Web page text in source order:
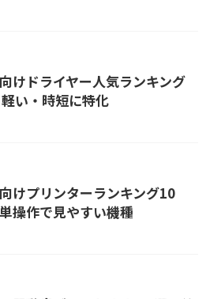
けドライヤー人気ランキング
い・時短に特化
けプリンターランキング10
操作で見やすい機種